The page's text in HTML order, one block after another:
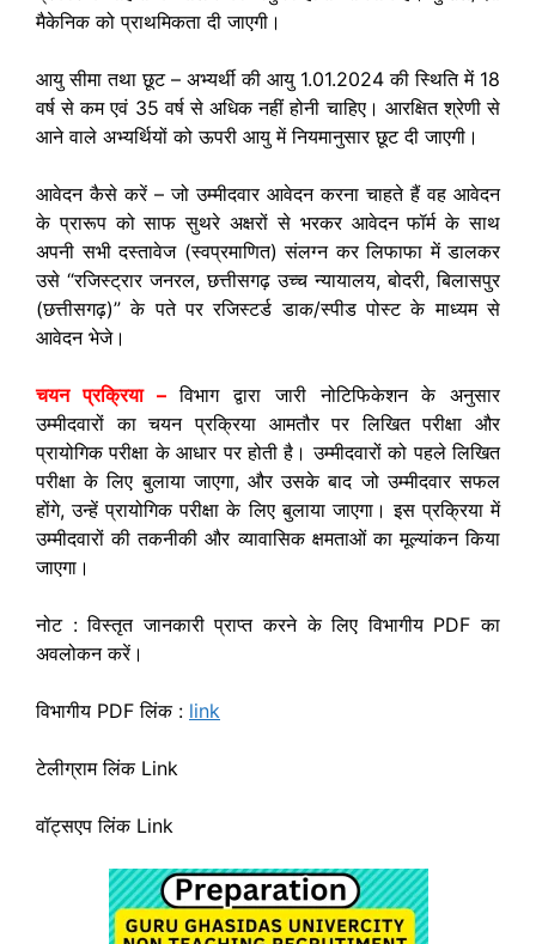
मैकेनिक को प्राथमिकता दी जाएगी।
आयु सीमा तथा छूट – अभ्यर्थी की आयु 1.01.2024 की स्थिति में 18
वर्ष से कम एवं 35 वर्ष से अधिक नहीं होनी चाहिए। आरक्षित श्रेणी से
आने वाले अभ्यर्थियों को ऊपरी आयु में नियमानुसार छूट दी जाएगी।
आवेदन कैसे करें – जो उम्मीदवार आवेदन करना चाहते हैं वह आवेदन
के प्रारूप को साफ सुथरे अक्षरों से भरकर आवेदन फॉर्म के साथ
अपनी सभी दस्तावेज (स्वप्रमाणित) संलग्न कर लिफाफा में डालकर
उसे “रजिस्ट्रार जनरल, छत्तीसगढ़ उच्च न्यायालय, बोदरी, बिलासपुर
(छत्तीसगढ़)” के पते पर रजिस्टर्ड डाक/स्पीड पोस्ट के माध्यम से
आवेदन भेजे।
चयन प्रक्रिया –विभाग द्वारा जारी नोटिफिकेशन के अनुसार
उम्मीदवारों का चयन प्रक्रिया आमतौर पर लिखित परीक्षा और
प्रायोगिक परीक्षा के आधार पर होती है। उम्मीदवारों को पहले लिखित
परीक्षा के लिए बुलाया जाएगा, और उसके बाद जो उम्मीदवार सफल
होंगे, उन्हें प्रायोगिक परीक्षा के लिए बुलाया जाएगा। इस प्रक्रिया में
उम्मीदवारों की तकनीकी और व्यावासिक क्षमताओं का मूल्यांकन किया
जाएगा।
नोट : विस्तृत जानकारी प्राप्त करने के लिए विभागीय PDF का
अवलोकन करें।
विभागीय PDF लिंक : link
टेलीग्राम लिंक Link
वॉट्सएप लिंक Link